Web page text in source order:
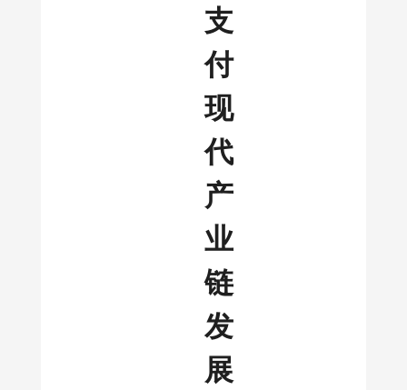
支
付
现
代
产
业
链
发
展